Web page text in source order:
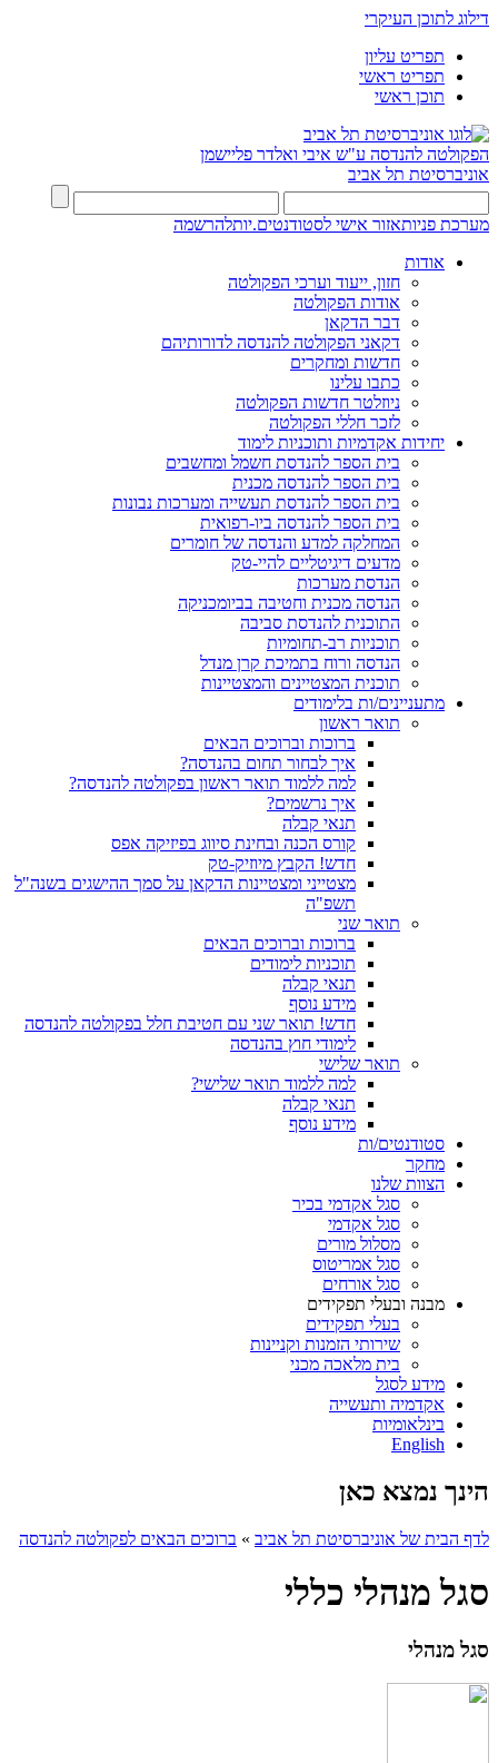
דילוג לתוכן העיקרי
תפריט עליון
תפריט ראשי
תוכן ראשי
הפקולטה להנדסה ע"ש איבי ואלדר פליישמן
אוניברסיטת תל אביב
מערכת פניותאזור אישי לסטודנטים.יותלהרשמה
אודות
חזון, ייעוד וערכי הפקולטה
אודות הפקולטה
דבר הדקאן
דקאני הפקולטה להנדסה לדורותיהם
חדשות ומחקרים
כתבו עלינו
ניוזלטר חדשות הפקולטה
לזכר חללי הפקולטה
יחידות אקדמיות ותוכניות לימוד
בית הספר להנדסת חשמל ומחשבים
בית הספר להנדסה מכנית
בית הספר להנדסת תעשייה ומערכות נבונות
בית הספר להנדסה ביו-רפואית
המחלקה למדע והנדסה של חומרים
מדעים דיגיטליים להיי-טק
הנדסת מערכות
הנדסה מכנית וחטיבה בביומכניקה
התוכנית להנדסת סביבה
תוכניות רב-תחומיות
הנדסה ורוח בתמיכת קרן מנדל
תוכנית המצטיינים והמצטיינות
מתעניינים/ות בלימודים
תואר ראשון
ברוכות וברוכים הבאים
איך לבחור תחום בהנדסה?
למה ללמוד תואר ראשון בפקולטה להנדסה?
איך נרשמים?
תנאי קבלה
קורס הכנה ובחינת סיווג בפיזיקה אפס
חדש! הקבץ מיוזיק-טק
מצטייני ומצטיינות הדקאן על סמך ההישגים בשנה"ל
תשפ"ה
תואר שני
ברוכות וברוכים הבאים
תוכניות לימודים
תנאי קבלה
מידע נוסף
חדש! תואר שני עם חטיבת חלל בפקולטה להנדסה
לימודי חוץ בהנדסה
תואר שלישי
למה ללמוד תואר שלישי?
תנאי קבלה
מידע נוסף
סטודנטים/ות
מחקר
הצוות שלנו
סגל אקדמי בכיר
סגל אקדמי
מסלול מורים
סגל אמריטוס
סגל אורחים
מבנה ובעלי תפקידים
בעלי תפקידים
שירותי הזמנות וקניינות
בית מלאכה מכני
מידע לסגל
אקדמיה ותעשייה
בינלאומיות
English
הינך נמצא כאן
לדף הבית של אוניברסיטת תל אביב » ברוכים הבאים לפקולטה להנדסה
סגל מנהלי כללי
סגל מנהלי